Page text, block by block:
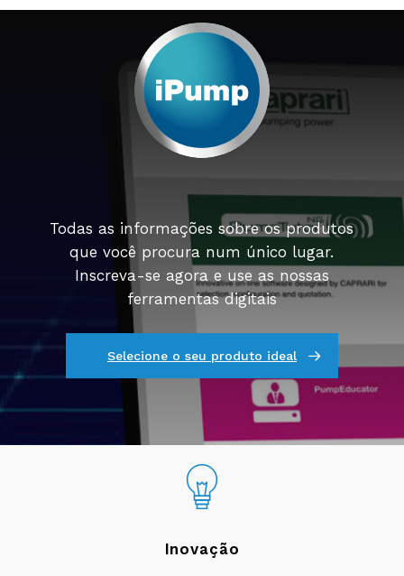
Todas as informações sobre os produtos
que você procura num único lugar.
Inscreva-se agora e use as nossas
ferramentas digitais
Selecione o seu produto ideal
Inovação